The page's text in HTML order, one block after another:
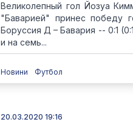
Великолепный гол Йозуа
"Баварией" принес победу
Боруссия Д – Бавария -- 0:1
и на семь...
Новини Футбол
20.03.2020 19:16